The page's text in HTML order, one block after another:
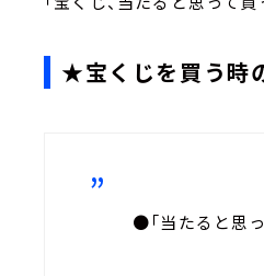
★宝くじを買う時
●「当たると思